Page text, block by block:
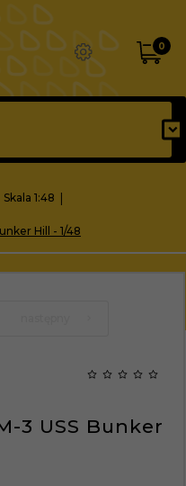
0
Skala 1:48
Hill - 1/48
3 USS Bunker